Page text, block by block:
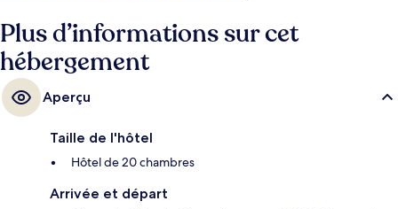
Plus d’informations sur cet
hébergement
Aperçu
Taille de l'hôtel
Hôtel de 20 chambres
Arrivée et départ